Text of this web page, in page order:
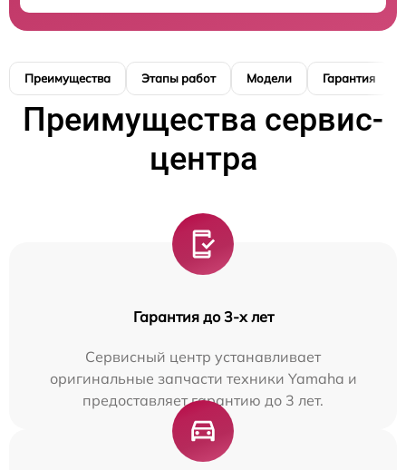
Преимущества Этапы работ Модели Гарантия
Преимущества сервис-
центра
Гарантия до 3-х лет
Сервисный центр устанавливает
оригинальные запчасти техники Yamaha и
предоставляет гарантию до 3 лет.